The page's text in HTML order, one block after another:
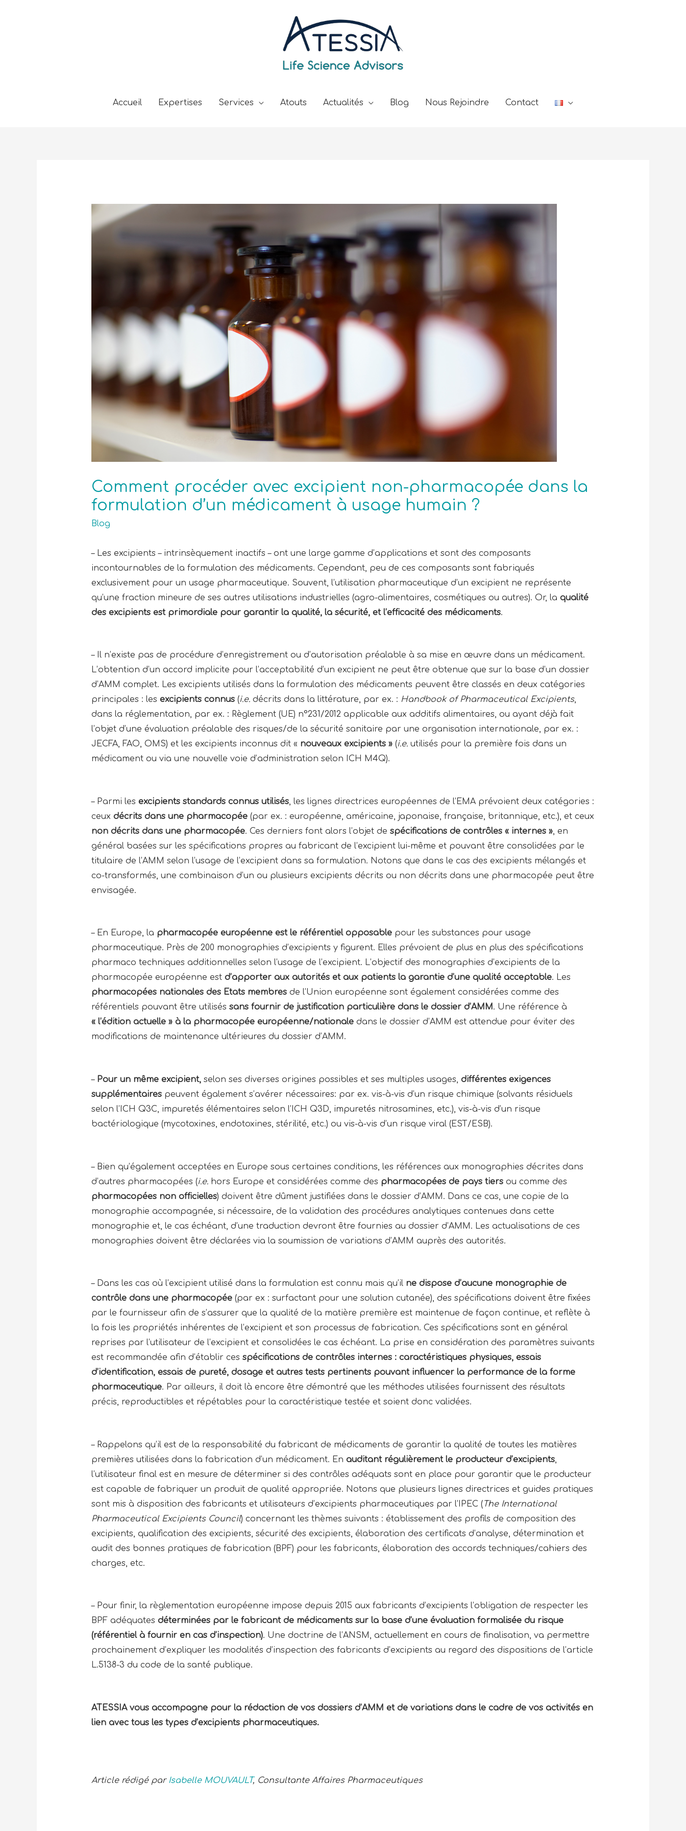
Accueil Expertises Services Atouts Actualités Blog Nous Rejoindre Contact
Comment procéder avec excipient non-pharmacopée dans la
formulation d’un médicament à usage humain ?
Blog
– Les excipients – intrinsèquement inactifs – ont une large gamme d’applications et sont des composants
incontournables de la formulation des médicaments. Cependant, peu de ces composants sont fabriqués
exclusivement pour un usage pharmaceutique. Souvent, l’utilisation pharmaceutique d’un excipient ne représente
qu’une fraction mineure de ses autres utilisations industrielles (agro-alimentaires, cosmétiques ou autres). Or, la qualité
des excipients est primordiale pour garantir la qualité, la sécurité, et l’efficacité des médicaments.
– Il n’existe pas de procédure d’enregistrement ou d’autorisation préalable à sa mise en œuvre dans un médicament.
L’obtention d’un accord implicite pour l’acceptabilité d’un excipient ne peut être obtenue que sur la base d’un dossier
d’AMM complet. Les excipients utilisés dans la formulation des médicaments peuvent être classés en deux catégories
principales : les excipients connus(i.e.décrits dans la littérature, par ex. : Handbook of Pharmaceutical Excipients,
dans la réglementation, par ex. : Règlement (UE) n°231/2012 applicable aux additifs alimentaires, ou ayant déjà fait
l’objet d’une évaluation préalable des risques/de la sécurité sanitaire par une organisation internationale, par ex. :
JECFA, FAO, OMS) et les excipients inconnus dit « nouveaux excipients »(i.e.utilisés pour la première fois dans un
médicament ou via une nouvelle voie d’administration selon ICH M4Q).
– Parmi les excipients standards connus utilisés, les lignes directrices européennes de l’EMA prévoient deux catégories :
ceux décrits dans une pharmacopée(par ex. : européenne, américaine, japonaise, française, britannique, etc.), et ceux
non décrits dans une pharmacopée. Ces derniers font alors l’objet de spécifications de contrôles « internes », en
général basées sur les spécifications propres au fabricant de l’excipient lui-même et pouvant être consolidées par le
titulaire de l’AMM selon l’usage de l’excipient dans sa formulation. Notons que dans le cas des excipients mélangés et
co-transformés, une combinaison d’un ou plusieurs excipients décrits ou non décrits dans une pharmacopée peut être
envisagée.
– En Europe, la pharmacopée européenne est le référentiel opposablepour les substances pour usage
pharmaceutique. Près de 200 monographies d’excipients y figurent. Elles prévoient de plus en plus des spécifications
pharmaco techniques additionnelles selon l’usage de l’excipient. L’objectif des monographies d’excipients de la
pharmacopée européenne est d’apporter aux autorités et aux patients la garantie d’une qualité acceptable. Les
pharmacopées nationales des Etats membresde l’Union européenne sont également considérées comme des
référentiels pouvant être utilisés sans fournir de justification particulière dans le dossier d’AMM. Une référence à
« l’édition actuelle » à la pharmacopée européenne/nationaledans le dossier d’AMM est attendue pour éviter des
modifications de maintenance ultérieures du dossier d’AMM.
– Pour un même excipient,selon ses diverses origines possibles et ses multiples usages, différentes exigences
supplémentaires peuvent également s’avérer nécessaires: par ex. vis-à-vis d’un risque chimique (solvants résiduels
selon l’ICH Q3C, impuretés élémentaires selon l’ICH Q3D, impuretés nitrosamines, etc.), vis-à-vis d’un risque
bactériologique (mycotoxines, endotoxines, stérilité, etc.) ou vis-à-vis d’un risque viral (EST/ESB).
– Bien qu’également acceptées en Europe sous certaines conditions, les références aux monographies décrites dans
d’autres pharmacopées (i.e.hors Europe et considérées comme des pharmacopées de pays tiersou comme des
pharmacopées non officielles) doivent être dûment justifiées dans le dossier d’AMM. Dans ce cas, une copie de la
monographie accompagnée, si nécessaire, de la validation des procédures analytiques contenues dans cette
monographie et, le cas échéant, d’une traduction devront être fournies au dossier d’AMM. Les actualisations de ces
monographies doivent être déclarées via la soumission de variations d’AMM auprès des autorités.
– Dans les cas où l’excipient utilisé dans la formulation est connu mais qu’il ne dispose d’aucune monographie de
contrôle dans une pharmacopée(par ex : surfactant pour une solution cutanée), des spécifications doivent être fixées
par le fournisseur afin de s’assurer que la qualité de la matière première est maintenue de façon continue, et reflète à
la fois les propriétés inhérentes de l’excipient et son processus de fabrication. Ces spécifications sont en général
reprises par l’utilisateur de l’excipient et consolidées le cas échéant. La prise en considération des paramètres suivants
est recommandée afin d’établir ces spécifications de contrôles internes : caractéristiques physiques, essais
d’identification, essais de pureté, dosage et autres tests pertinents pouvant influencer la performance de la forme
pharmaceutique. Par ailleurs, il doit là encore être démontré que les méthodes utilisées fournissent des résultats
précis, reproductibles et répétables pour la caractéristique testée et soient donc validées.
– Rappelons qu’il est de la responsabilité du fabricant de médicaments de garantir la qualité de toutes les matières
premières utilisées dans la fabrication d’un médicament. En auditant régulièrement le producteur d’excipients,
l’utilisateur final est en mesure de déterminer si des contrôles adéquats sont en place pour garantir que le producteur
est capable de fabriquer un produit de qualité appropriée. Notons que plusieurs lignes directrices et guides pratiques
sont mis à disposition des fabricants et utilisateurs d’excipients pharmaceutiques par l’IPEC (The International
Pharmaceutical Excipients Council) concernant les thèmes suivants : établissement des profils de composition des
excipients, qualification des excipients, sécurité des excipients, élaboration des certificats d’analyse, détermination et
audit des bonnes pratiques de fabrication (BPF) pour les fabricants, élaboration des accords techniques/cahiers des
charges, etc.
– Pour finir, la règlementation européenne impose depuis 2015 aux fabricants d’excipients l’obligation de respecter les
BPF adéquates déterminées par le fabricant de médicaments sur la base d’une évaluation formalisée du risque
(référentiel à fournir en cas d’inspection). Une doctrine de l’ANSM, actuellement en cours de finalisation, va permettre
prochainement d’expliquer les modalités d’inspection des fabricants d’excipients au regard des dispositions de l’article
L.5138-3 du code de la santé publique.
ATESSIA vous accompagne pour la rédaction de vos dossiers d’AMM et de variations dans le cadre de vos activités en
lien avec tous les types d’excipients pharmaceutiques.
Article rédigé par Isabelle MOUVAULT, Consultante Affaires Pharmaceutiques